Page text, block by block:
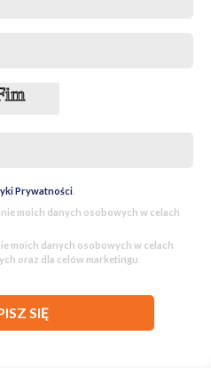
Prywatności.
moich danych osobowych w celach
moich danych osobowych w celach
oraz dla celów marketingu
SIĘ